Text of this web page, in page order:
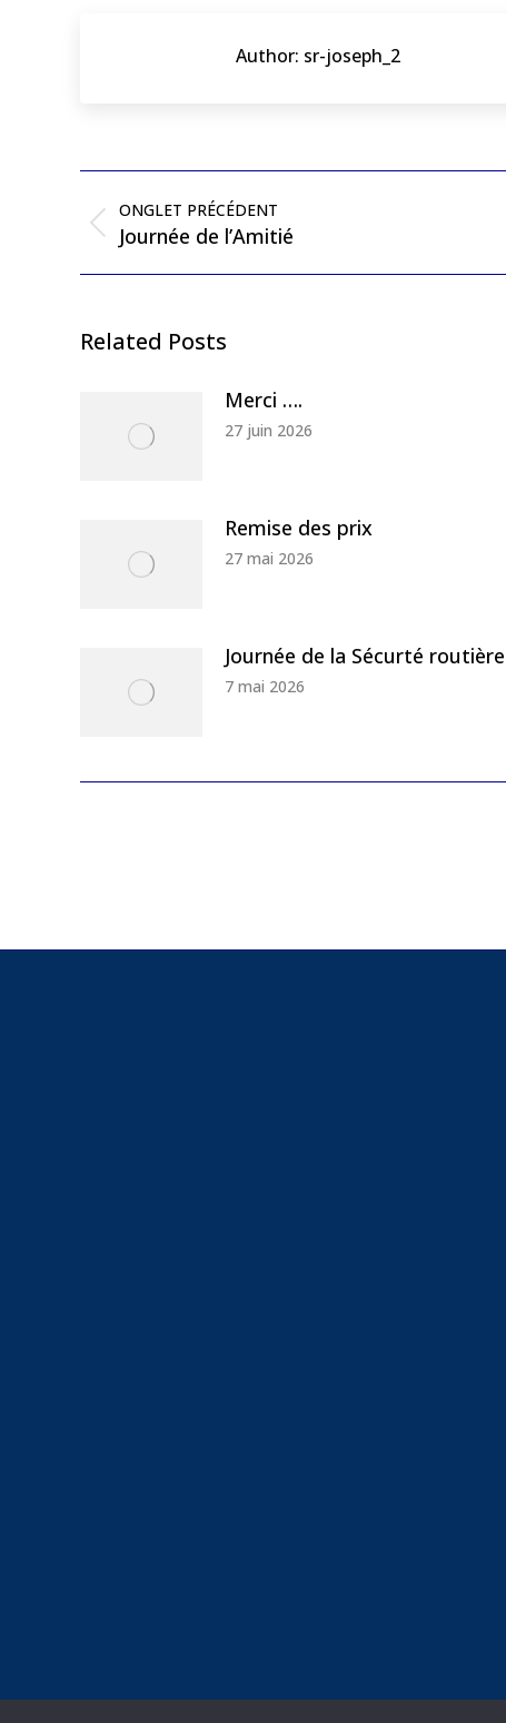
Author: sr-joseph_2
Post
navigation
ONGLET PRÉCÉDENT
Previous
Journée de l’Amitié
Related Posts
Merci ….
27 juin 2026
Remise des prix
27 mai 2026
Journée de la Sécurté routière
7 mai 2026